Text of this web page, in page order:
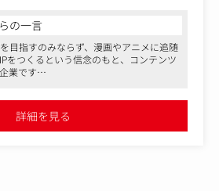
制作したい方からのご応募をお待ち
チャルライブ、3D LIVEのクオリテ
などライブ全体の企画・仕様設計お
進行管理など
の一言
目指すのみならず、漫画やアニメに追随
をつくるという信念のもと、コンテンツ
業です
億になりうる市場に影響を及ぼすこと
ども適宜アドバイスいたします
詳細を見る